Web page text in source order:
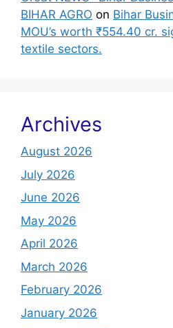
BIHAR AGRO on Bihar
MOU’s worth ₹554.40 cr.
textile sectors.
Archives
August 2026
July 2026
June 2026
May 2026
April 2026
March 2026
February 2026
January 2026